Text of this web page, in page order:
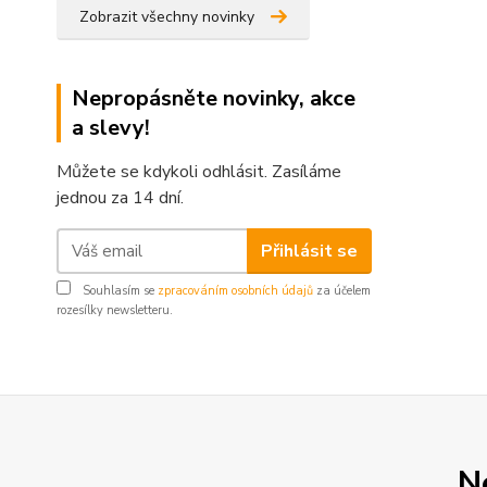
Zobrazit všechny novinky
Nepropásněte novinky, akce
a slevy!
Můžete se kdykoli odhlásit. Zasíláme
jednou za 14 dní.
Přihlásit se
Souhlasím se zpracováním osobních údajů za účelem
rozesílky newsletteru.